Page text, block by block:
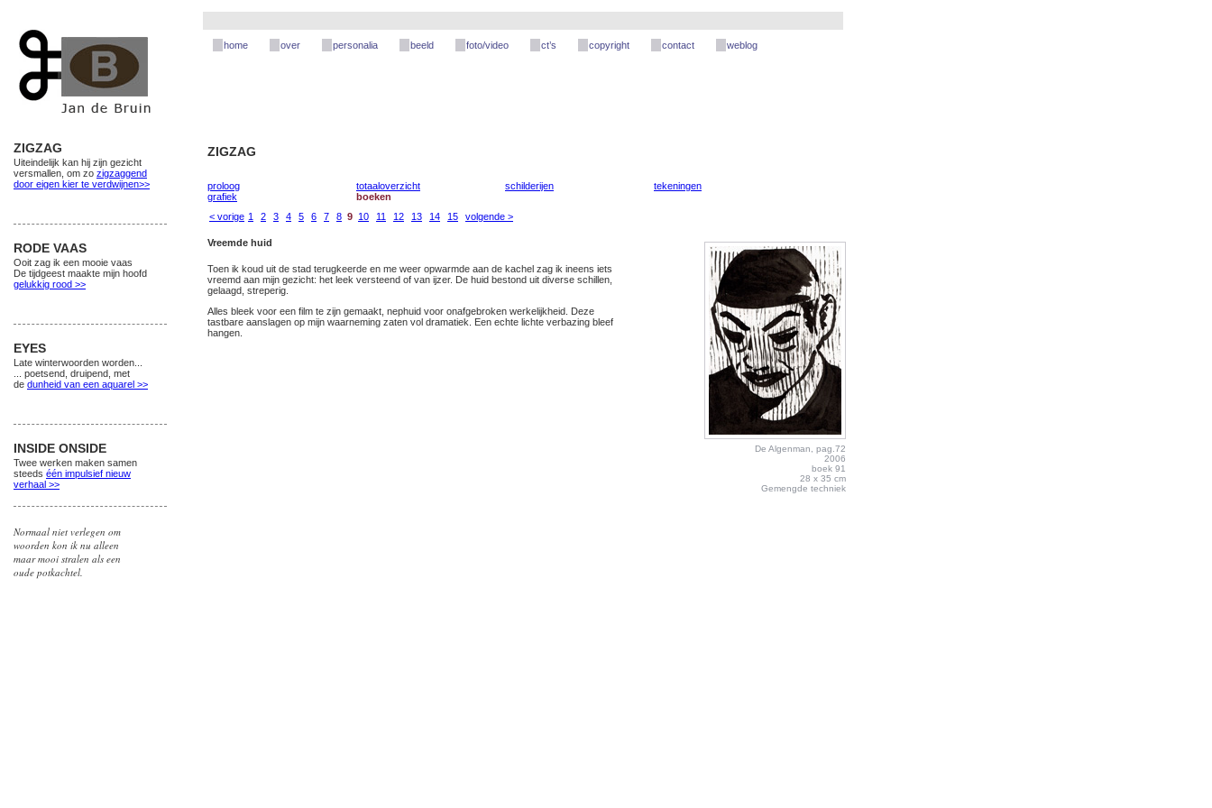
ZIGZAG
Uiteindelijk kan hij zijn gezicht
versmallen, om zo zigzaggend
door eigen kier te verdwijnen>>
RODE VAAS
Ooit zag ik een mooie vaas
De tijdgeest maakte mijn hoofd
gelukkig rood >>
EYES
Late winterwoorden worden...
... poetsend, druipend, met
de dunheid van een aquarel >>
INSIDE ONSIDE
Twee werken maken samen
steeds één impulsief nieuw
verhaal >>
Normaal niet verlegen om
woorden kon ik nu alleen
maar mooi stralen als een
oude potkachtel.
home over personalia beeld foto/video ct’s copyright contact weblog
ZIGZAG
proloog totaaloverzicht schilderijen
tekeningen
grafiek
boeken
< vorige 1 2 3 4 5 6 7 8 9 10 11 12 13 14 15 volgende >
Vreemde huid
Toen ik koud uit de stad terugkeerde en me weer opwarmde aan de kachel zag ik ineens iets
vreemd aan mijn gezicht: het leek versteend of van ijzer. De huid bestond uit diverse schillen,
gelaagd, streperig.
Alles bleek voor een film te zijn gemaakt, nephuid voor onafgebroken werkelijkheid. Deze
tastbare aanslagen op mijn waarneming zaten vol dramatiek. Een echte lichte verbazing bleef
hangen.
De Algenman, pag.72
2006
boek 91
28 x 35 cm
Gemengde techniek